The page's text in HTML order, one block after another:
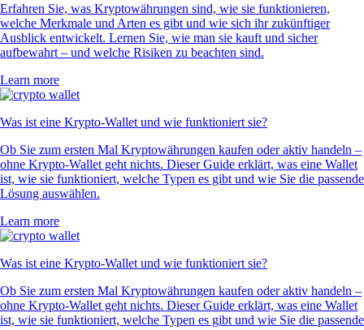
Erfahren Sie, was Kryptowährungen sind, wie sie funktionieren,
welche Merkmale und Arten es gibt und wie sich ihr zukünftiger
Ausblick entwickelt. Lernen Sie, wie man sie kauft und sicher
aufbewahrt – und welche Risiken zu beachten sind.
Learn more
Was ist eine Krypto-Wallet und wie funktioniert sie?
Ob Sie zum ersten Mal Kryptowährungen kaufen oder aktiv handeln –
ohne Krypto-Wallet geht nichts. Dieser Guide erklärt, was eine Wallet
ist, wie sie funktioniert, welche Typen es gibt und wie Sie die passende
Lösung auswählen.
Learn more
Was ist eine Krypto-Wallet und wie funktioniert sie?
Ob Sie zum ersten Mal Kryptowährungen kaufen oder aktiv handeln –
ohne Krypto-Wallet geht nichts. Dieser Guide erklärt, was eine Wallet
ist, wie sie funktioniert, welche Typen es gibt und wie Sie die passende